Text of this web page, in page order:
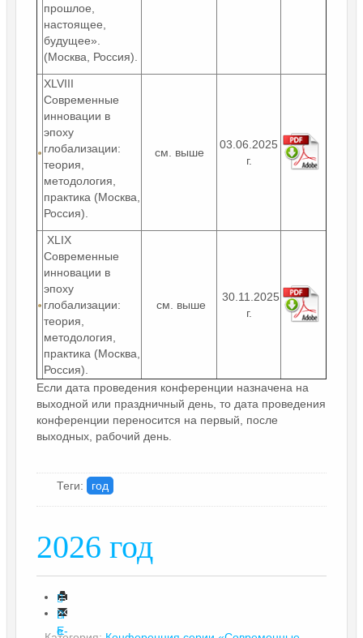
прошлое,
настоящее,
будущее».
(Москва, Россия).
XLVIII
Современные
инновации в
эпоху
глобализации:
теория,
методология,
практика (Москва,
Россия).
см. выше
03.06.2025
г.
XLIX
Современные
инновации в
эпоху
глобализации:
теория,
методология,
практика (Москва,
Россия).
см. выше
30.11.2025
г.
Если дата проведения конференции назначена на
выходной или праздничный день, то дата проведения
конференции переносится на первый, после
выходных, рабочий день.
Теги: год
2026 год
П
е
E-